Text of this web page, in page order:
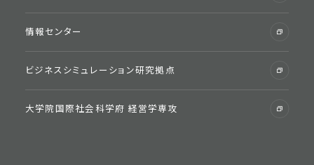
情報センター
ビジネスシミュレーション研究拠点
⼤学院国際社会科学府 経営学専攻